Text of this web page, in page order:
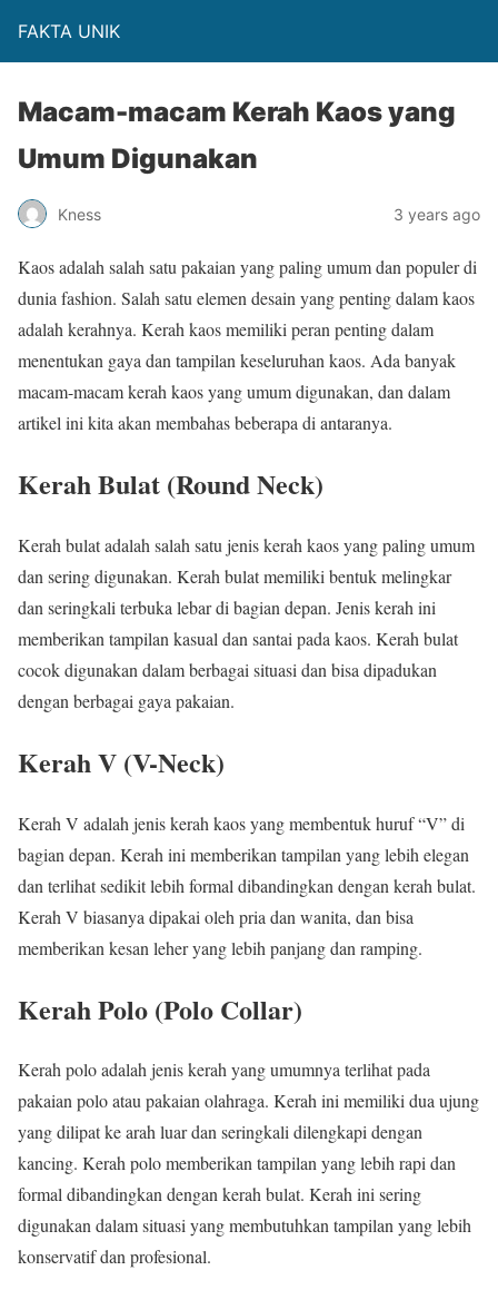
FAKTA UNIK
Macam-macam Kerah Kaos yang
Umum Digunakan
Kness 3 years ago
Kaos adalah salah satu pakaian yang paling umum dan populer di
dunia fashion. Salah satu elemen desain yang penting dalam kaos
adalah kerahnya. Kerah kaos memiliki peran penting dalam
menentukan gaya dan tampilan keseluruhan kaos. Ada banyak
macam-macam kerah kaos yang umum digunakan, dan dalam
artikel ini kita akan membahas beberapa di antaranya.
Kerah Bulat (Round Neck)
Kerah bulat adalah salah satu jenis kerah kaos yang paling umum
dan sering digunakan. Kerah bulat memiliki bentuk melingkar
dan seringkali terbuka lebar di bagian depan. Jenis kerah ini
memberikan tampilan kasual dan santai pada kaos. Kerah bulat
cocok digunakan dalam berbagai situasi dan bisa dipadukan
dengan berbagai gaya pakaian.
Kerah V (V-Neck)
Kerah V adalah jenis kerah kaos yang membentuk huruf “V” di
bagian depan. Kerah ini memberikan tampilan yang lebih elegan
dan terlihat sedikit lebih formal dibandingkan dengan kerah bulat.
Kerah V biasanya dipakai oleh pria dan wanita, dan bisa
memberikan kesan leher yang lebih panjang dan ramping.
Kerah Polo (Polo Collar)
Kerah polo adalah jenis kerah yang umumnya terlihat pada
pakaian polo atau pakaian olahraga. Kerah ini memiliki dua ujung
yang dilipat ke arah luar dan seringkali dilengkapi dengan
kancing. Kerah polo memberikan tampilan yang lebih rapi dan
formal dibandingkan dengan kerah bulat. Kerah ini sering
digunakan dalam situasi yang membutuhkan tampilan yang lebih
konservatif dan profesional.